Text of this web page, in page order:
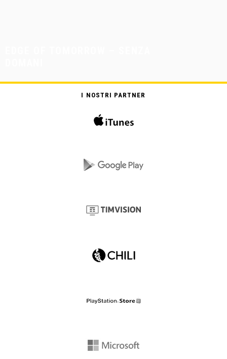
I NOSTRI PARTNER